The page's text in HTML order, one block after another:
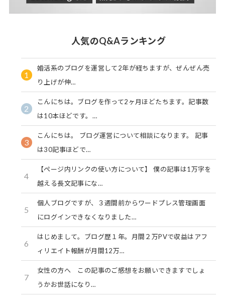
人気のQ&Aランキング
1
婚活系のブログを運営して2年が経ちますが、ぜんぜん売
り上げが伸…
2
こんにちは。ブログを作って2ヶ月ほどたちます。記事数
は10本ほどです。…
3
こんにちは。 ブログ運営について相談になります。 記事
は30記事ほどで…
4
【ページ内リンクの使い方について】 僕の記事は1万字を
越える長文記事にな…
5
個人ブログですが、３週間前からワードプレス管理画面
にログインできなくなりました…
6
はじめまして。ブログ歴１年。月間２万PVで収益はアフ
ィリエイト報酬が月間12万…
7
女性の方へ この記事のご感想をお願いできますでしょ
うかお世話になり…